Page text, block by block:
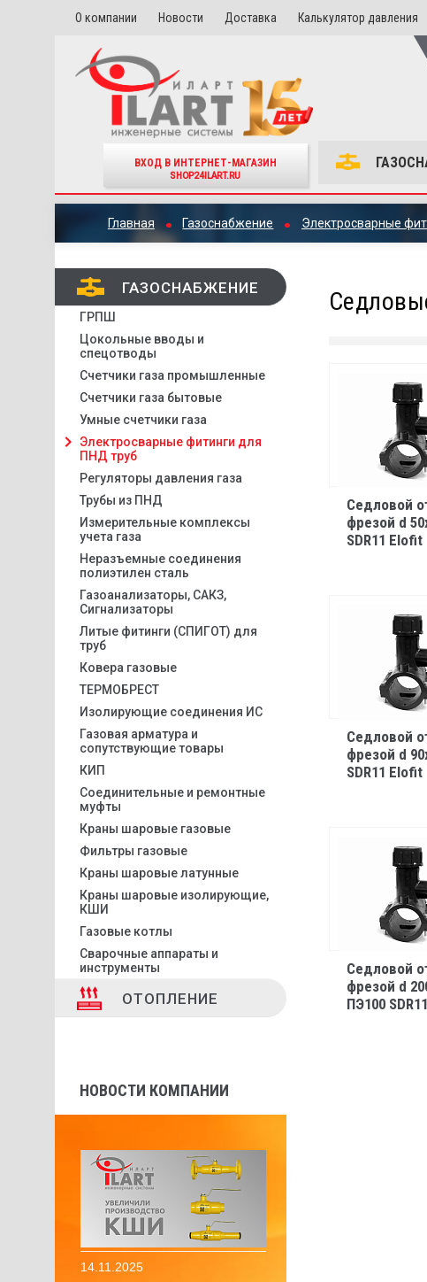
О компании Новости Доставка Калькулятор давления
ВХОД В ИНТЕРНЕТ-МАГАЗИН
SHOP24ILART.RU
Главная Газоснабжение Электросварные
ГАЗОСНАБЖЕНИЕ
ГРПШ
Цокольные вводы и
спецотводы
Счетчики газа промышленные
Счетчики газа бытовые
Умные счетчики газа
Электросварные фитинги для
ПНД труб
Регуляторы давления газа
Трубы из ПНД
Измерительные комплексы
учета газа
Неразъемные соединения
полиэтилен сталь
Газоанализаторы, САКЗ,
Сигнализаторы
Литые фитинги (СПИГОТ) для
труб
Ковера газовые
ТЕРМОБРЕСТ
Изолирующие соединения ИС
Газовая арматура и
сопутствующие товары
КИП
Соединительные и ремонтные
муфты
Краны шаровые газовые
Фильтры газовые
Краны шаровые латунные
Краны шаровые изолирующие,
КШИ
Газовые котлы
Сварочные аппараты и
инструменты
ОТОПЛЕНИЕ
НОВОСТИ КОМПАНИИ
14.11.2025
Седловой
фрезой d
SDR11 Elofit
Седловой
фрезой d
SDR11 Elofit
Седловой
фрезой d
ПЭ100